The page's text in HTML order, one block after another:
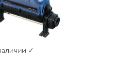
✓